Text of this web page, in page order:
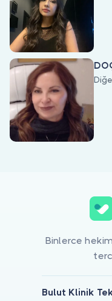
Doktorlar için
Doktor
Binlerce
Bulut Klinik